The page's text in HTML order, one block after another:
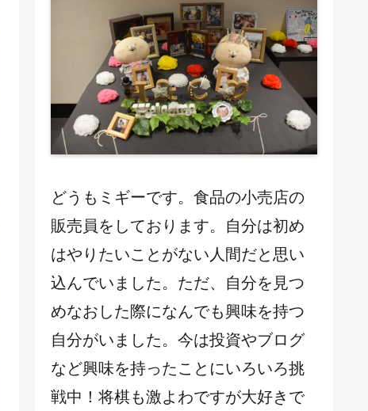
どうもミギーです。食品の小売店の
販売員をしております。自分は初め
はやりたいことがない人間だと思い
込んでいました。ただ、自分を見つ
めなおした際になんでも興味を持つ
自分がいました。今は投資やブログ
など興味を持ったことにいろいろ挑
戦中！将棋も激よわですが大好きで